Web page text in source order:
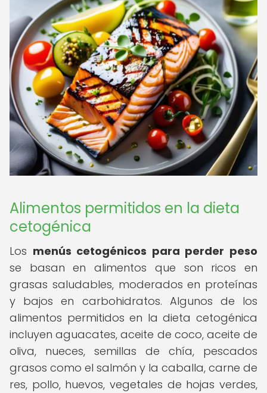
Alimentos permitidos en la dieta
cetogénica
Los menús cetogénicos para perder peso
se basan en alimentos que son ricos en
grasas saludables, moderados en proteínas
y bajos en carbohidratos. Algunos de los
alimentos permitidos en la dieta cetogénica
incluyen aguacates, aceite de coco, aceite de
oliva, nueces, semillas de chía, pescados
grasos como el salmón y la caballa, carne de
res, pollo, huevos, vegetales de hojas verdes,